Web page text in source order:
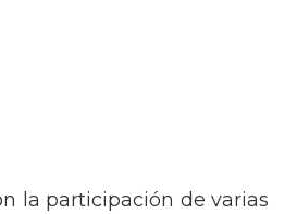
la participación de varias